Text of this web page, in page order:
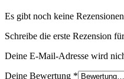
Es gibt noch keine
Schreibe die erste Rezension
Deine E-Mail-Adresse wird
Deine Bewertung *